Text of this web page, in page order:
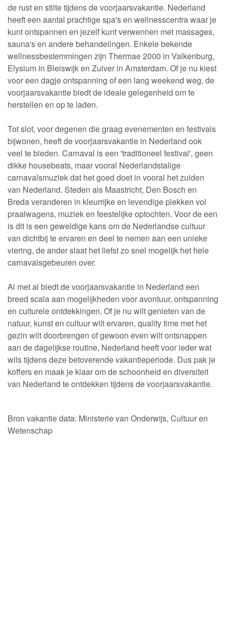
de rust en stilte tijdens de voorjaarsvakantie. Nederland
heeft een aantal prachtige spa's en wellnesscentra waar je
kunt ontspannen en jezelf kunt verwennen met massages,
sauna's en andere behandelingen. Enkele bekende
wellnessbestemmingen zijn Thermae 2000 in Valkenburg,
Elysium in Bleiswijk en Zuiver in Amsterdam. Of je nu kiest
voor een dagje ontspanning of een lang weekend weg, de
voorjaarsvakantie biedt de ideale gelegenheid om te
herstellen en op te laden.
Tot slot, voor degenen die graag evenementen en festivals
bijwonen, heeft de voorjaarsvakantie in Nederland ook
veel te bieden. Carnaval is een 'traditioneel festival', geen
dikke housebeats, maar vooral Nederlandstalige
carnavalsmuziek dat het goed doet in vooral het zuiden
van Nederland. Steden als Maastricht, Den Bosch en
Breda veranderen in kleurrijke en levendige plekken vol
praalwagens, muziek en feestelijke optochten. Voor de een
is dit is een geweldige kans om de Nederlandse cultuur
van dichtbij te ervaren en deel te nemen aan een unieke
viering, de ander slaat het liefst zo snel mogelijk het hele
carnavalsgebeuren over.
Al met al biedt de voorjaarsvakantie in Nederland een
breed scala aan mogelijkheden voor avontuur, ontspanning
en culturele ontdekkingen. Of je nu wilt genieten van de
natuur, kunst en cultuur wilt ervaren, quality time met het
gezin wilt doorbrengen of gewoon even wilt ontsnappen
aan de dagelijkse routine, Nederland heeft voor ieder wat
wils tijdens deze betoverende vakantieperiode. Dus pak je
koffers en maak je klaar om de schoonheid en diversiteit
van Nederland te ontdekken tijdens de voorjaarsvakantie.
Bron vakantie data: Ministerie van Onderwijs, Cultuur en
Wetenschap